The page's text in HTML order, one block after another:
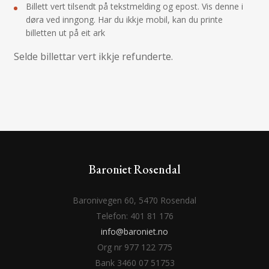
Billett vert tilsendt på tekstmelding og epost. Vis denne i
døra ved inngong. Har du ikkje mobil, kan du printe
billetten ut på eit ark
Selde billettar vert ikkje refunderte.
Baroniet Rosendal
Baronivegen 60, 5470 Rosendal
Telefon: 401 81 176
info@baroniet.no
Org nr 977 122 775
Bank 3460 07 51753